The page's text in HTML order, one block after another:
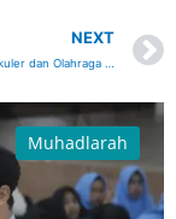
NEXT
Demo Ekstrakurikuler dan Olahraga Pondok Pesantren Modern Al Falah
Muhadlarah